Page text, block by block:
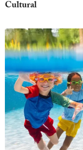
Cultural